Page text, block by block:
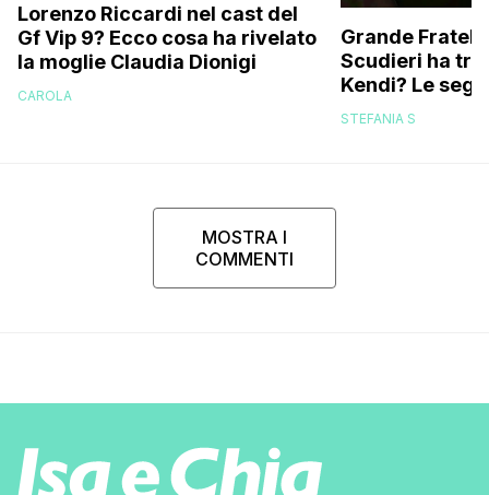
Lorenzo Riccardi nel cast del
Gf Vip 9? Ecco cosa ha rivelato
la moglie Claudia Dionigi
CAROLA
Grande
Scudieri ha
Kendi? Le
replica dell’ex
STEFANIA S
MOSTRA I
COMMENTI